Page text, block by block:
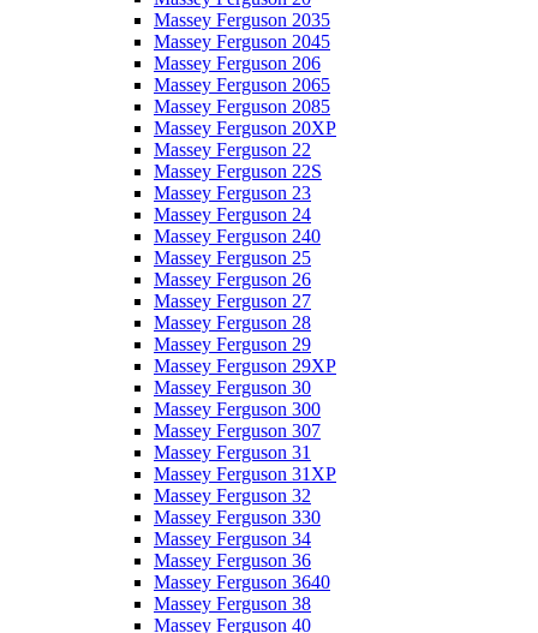
Massey Ferguson 2035
Massey Ferguson 2045
Massey Ferguson 206
Massey Ferguson 2065
Massey Ferguson 2085
Massey Ferguson 20XP
Massey Ferguson 22
Massey Ferguson 22S
Massey Ferguson 23
Massey Ferguson 24
Massey Ferguson 240
Massey Ferguson 25
Massey Ferguson 26
Massey Ferguson 27
Massey Ferguson 28
Massey Ferguson 29
Massey Ferguson 29XP
Massey Ferguson 30
Massey Ferguson 300
Massey Ferguson 307
Massey Ferguson 31
Massey Ferguson 31XP
Massey Ferguson 32
Massey Ferguson 330
Massey Ferguson 34
Massey Ferguson 36
Massey Ferguson 3640
Massey Ferguson 38
Massey Ferguson 40